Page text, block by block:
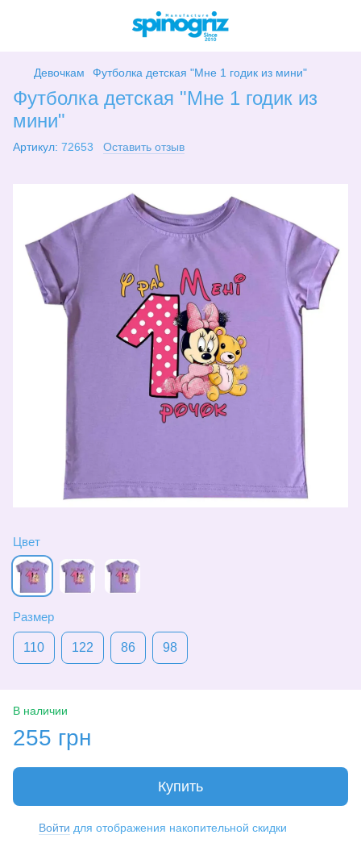
Девочкам Футболка детская "Мне 1 годик из мини"
Футболка детская "Мне 1 годик из
мини"
Артикул: 72653 Оставить отзыв
Цвет
Размер
110 122 86 98
В наличии
255 грн
Купить
Войти для отображения накопительной скидки